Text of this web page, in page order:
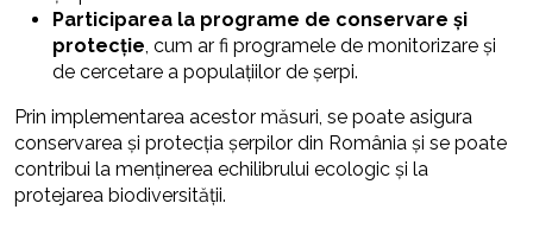
Participarea la programe de conservare și
protecție , cum ar fi programele de monitorizare și
de cercetare a populațiilor de șerpi.
Prin implementarea acestor măsuri, se poate asigura
conservarea și protecția șerpilor din România și se poate
contribui la menținerea echilibrului ecologic și la
protejarea biodiversității.